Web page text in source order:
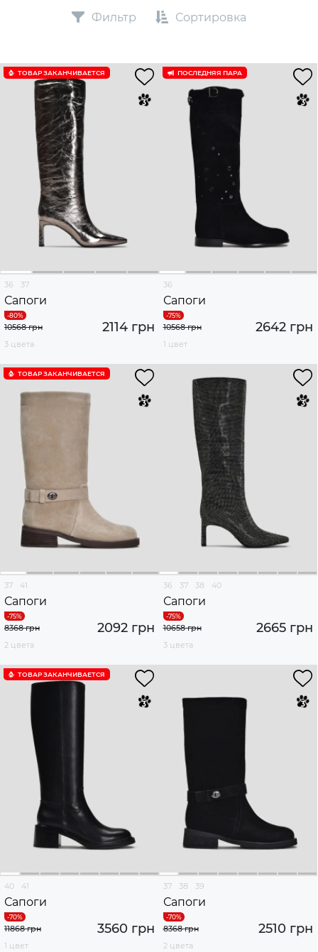
Фильтр Сортировка
ТОВАР ЗАКАНЧИВАЕТСЯ
36 37
Сапоги
2114 грн
10568 грн
3 цвета
ПОСЛЕДНЯЯ ПАРА
36
Сапоги
2642 грн
10568 грн
1 цвет
ТОВАР ЗАКАНЧИВАЕТСЯ
37 41
Сапоги
2092 грн
8368 грн
2 цвета
36 37 38 40
Сапоги
2665 грн
10658 грн
3 цвета
ТОВАР ЗАКАНЧИВАЕТСЯ
40 41
Сапоги
3560 грн
11868 грн
1 цвет
37 38 39
Сапоги
2510 грн
8368 грн
2 цвета